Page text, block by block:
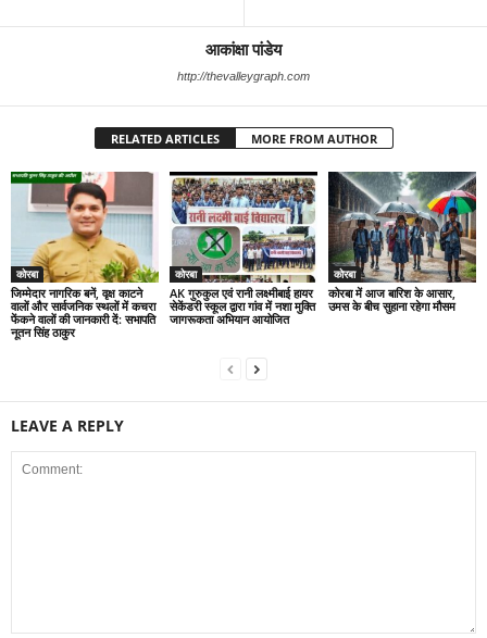
आकांक्षा पांडेय
http://thevalleygraph.com
RELATED ARTICLES MORE FROM AUTHOR
कोरबा
जिम्मेदार नागरिक बनें, वृक्ष काटने
वालों और सार्वजनिक स्थलों में कचरा
फेंकने वालों की जानकारी दें: सभापति
नूतन सिंह ठाकुर
कोरबा
AK गुरुकुल एवं रानी लक्ष्मीबाई हायर
सेकेंडरी स्कूल द्वारा गांव में नशा मुक्ति
जागरूकता अभियान आयोजित
कोरबा
कोरबा में आज बारिश के आसार,
उमस के बीच सुहाना रहेगा मौसम
LEAVE A REPLY